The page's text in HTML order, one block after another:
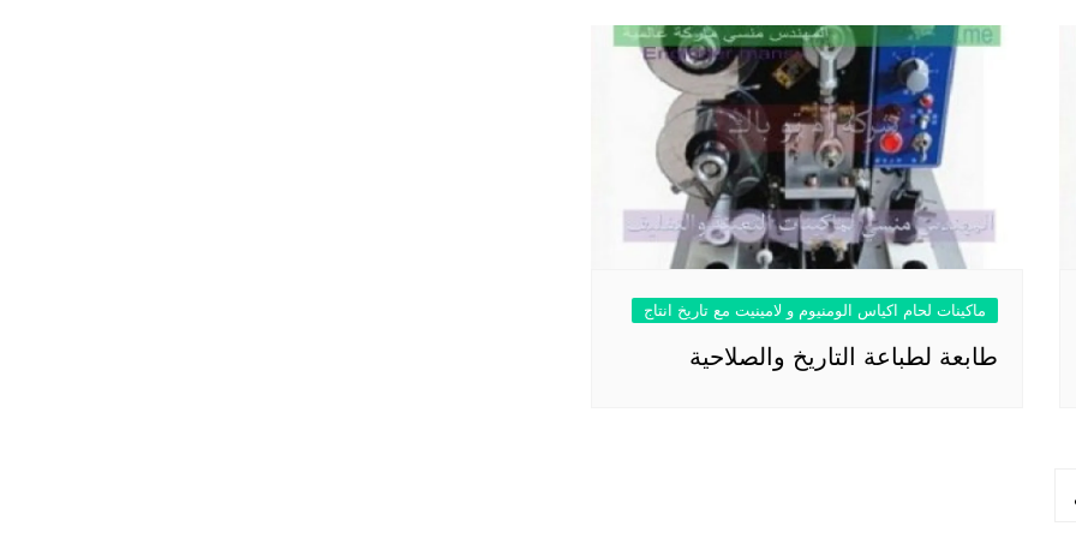
ماكينات لحام اكياس الومنيوم و لامينيت مع تاريخ انتاج
طابعة لطباعة التاريخ والصلاحية